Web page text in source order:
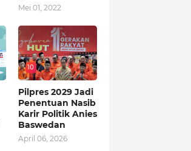
Mei 01, 2022
10
Pilpres 2029 Jadi
Penentuan Nasib
Karir Politik Anies
Baswedan
April 06, 2026